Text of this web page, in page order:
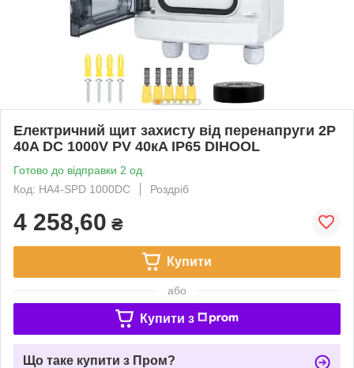
Електричний щит захисту від перенапруги 2Р
40A DC 1000V PV 40кA IP65 DIHOOL
Готово до відправки 2 од.
Код: HA4-SPD 1000DC
Роздріб
4 258,60 ₴
Купити
або
Купити з
Що таке купити з Пром?